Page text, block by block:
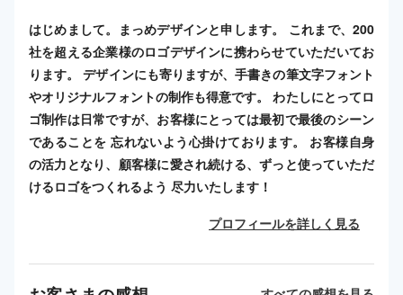
はじめまして。まっめデザインと申します。 これまで、200
社を超える企業様のロゴデザインに携わらせていただいてお
ります。 デザインにも寄りますが、手書きの筆文字フォント
やオリジナルフォントの制作も得意です。 わたしにとってロ
ゴ制作は日常ですが、お客様にとっては最初で最後のシーン
であることを 忘れないよう心掛けております。 お客様自身
の活力となり、顧客様に愛され続ける、ずっと使っていただ
けるロゴをつくれるよう 尽力いたします！
プロフィールを詳しく見る